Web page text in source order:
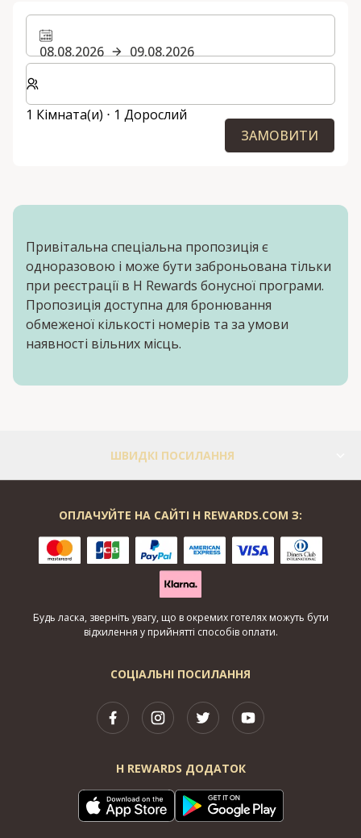
08.08.2026
09.08.2026
Виберіть кількість кімнат та гостей для вашого
1 Кімната(и) ⋅ 1 Дорослий
ЗАМОВИТИ
Привітальна спеціальна пропозиція є
одноразовою і може бути заброньована тільки
при реєстрації в H Rewards бонусної програми.
Пропозиція доступна для бронювання
обмеженої кількості номерів та за умови
наявності вільних місць.
ШВИДКІ ПОСИЛАННЯ
СОЦІАЛЬНІ ПОСИЛАННЯ
H REWARDS ДОДАТОК
ОПЛАЧУЙТЕ НА САЙТІ H REWARDS.COM З:
Будь ласка, зверніть увагу, що в окремих готелях можуть бути
відхилення у прийнятті способів оплати.